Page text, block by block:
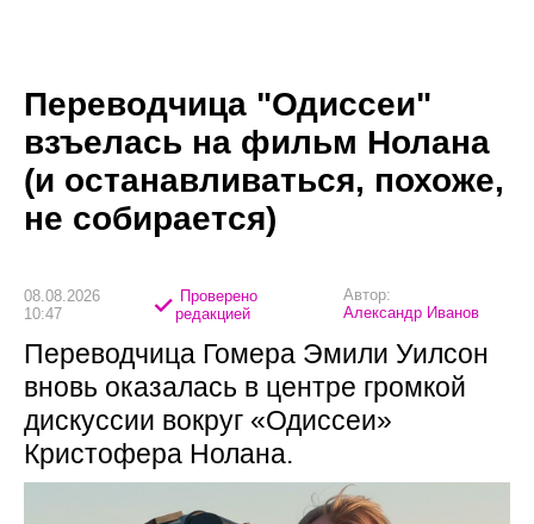
Переводчица "Одиссеи"
взъелась на фильм Нолана
(и останавливаться, похоже,
не собирается)
08.08.2026
10:47
Проверено
редакцией
Автор:
Александр Иванов
Переводчица Гомера Эмили Уилсон
вновь оказалась в центре громкой
дискуссии вокруг «Одиссеи»
Кристофера Нолана.